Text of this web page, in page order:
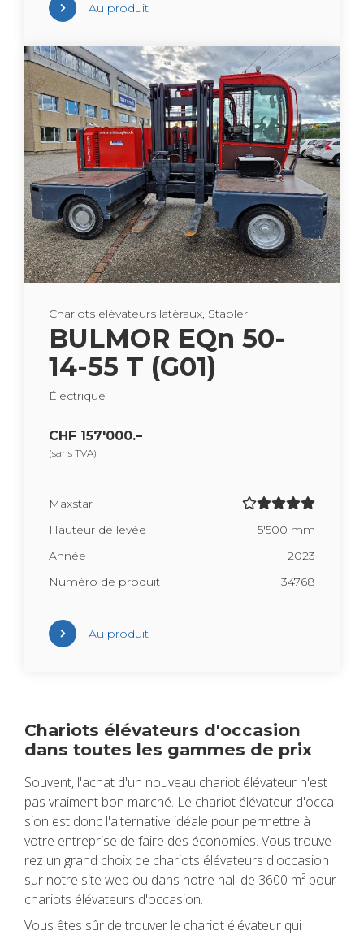
Au pro­duit
Cha­riots élé­va­teurs laté­raux, Sta­pler
BUL­MOR EQn 50-
14-55 T (G01)
Élec­trique
CHF 157'000.–
(sans TVA)
Maxs­tar
Hau­teur de levée
5'500 mm
Année
2023
Numéro de pro­duit
34768
Au pro­duit
Cha­riots élé­va­teurs d'oc­ca­sion
dans toutes les gammes de prix
Sou­vent, l'achat d'un nou­veau cha­riot élé­va­teur n'est
pas vrai­ment bon mar­ché. Le cha­riot élé­va­teur d'oc­ca­
sion est donc l'al­ter­na­tive idéale pour per­mettre à
votre entre­prise de faire des éco­no­mies. Vous trou­ve­
rez un grand choix de cha­riots élé­va­teurs d'oc­ca­sion
sur notre site web ou dans notre hall de 3600 m² pour
cha­riots élé­va­teurs d'oc­ca­sion.
Vous êtes sûr de trou­ver le cha­riot élé­va­teur qui